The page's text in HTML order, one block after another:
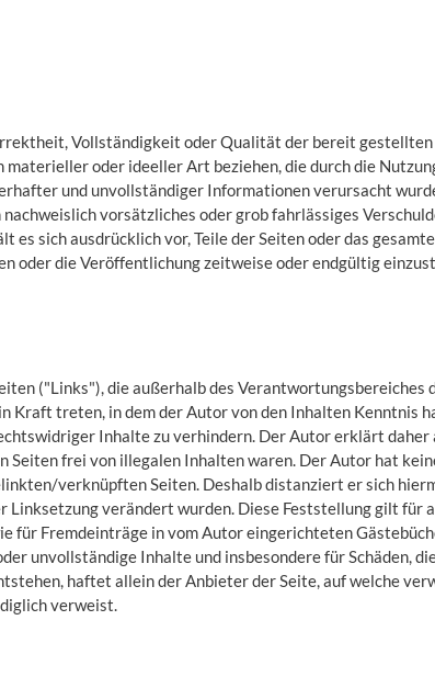
Vollständigkeit oder Qualität der bereit
materieller oder ideeller Art beziehen, die durch die
und unvollständiger Informationen verursacht
vorsätzliches oder grob fahrlässiges
sich ausdrücklich vor, Teile der Seiten oder das
oder die Veröffentlichung zeitweise oder endgültig
("Links"), die außerhalb des Verantwortungsbereiches
Kraft treten, in dem der Autor von den Inhalten Kenntnis
Inhalte zu verhindern. Der Autor erklärt daher
frei von illegalen Inhalten waren. Der Autor hat
verknüpften Seiten. Deshalb distanziert er sich
verändert wurden. Diese Feststellung gilt für
für Fremdeinträge in vom Autor eingerichteten
unvollständige Inhalte und insbesondere für Schäden,
haftet allein der Anbieter der Seite, auf welche
verweist.